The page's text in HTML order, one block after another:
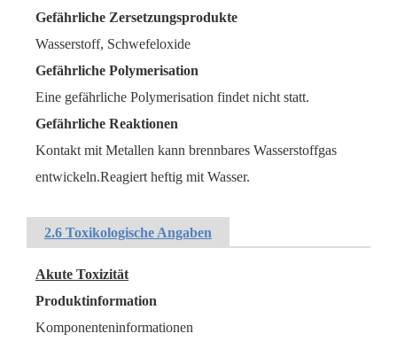
Gefährliche Zersetzungsprodukte
Wasserstoff, Schwefeloxide
Gefährliche Polymerisation
Eine gefährliche Polymerisation findet nicht statt.
Gefährliche Reaktionen
Kontakt mit Metallen kann brennbares Wasserstoffgas
entwickeln.Reagiert heftig mit Wasser.
2.6 Toxikologische Angaben
Akute Toxizität
Produktinformation
Komponenteninformationen